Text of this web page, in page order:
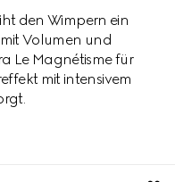
den Wimpern ein
Volumen und
Le Magnétisme für
mit intensivem